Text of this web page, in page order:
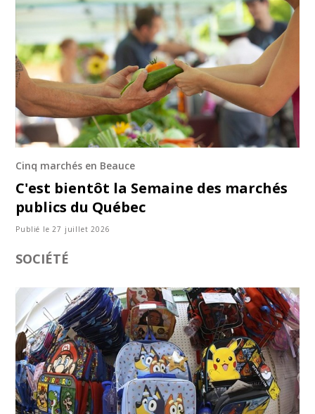
Cinq marchés en Beauce
C'est bientôt la Semaine des marchés
publics du Québec
Publié le 27 juillet 2026
SOCIÉTÉ